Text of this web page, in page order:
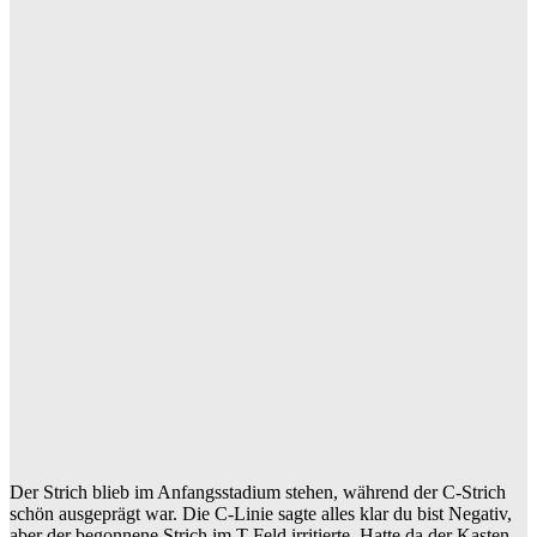
Der Strich blieb im Anfangsstadium stehen, während der C-Strich
schön ausgeprägt war. Die C-Linie sagte alles klar du bist Negativ,